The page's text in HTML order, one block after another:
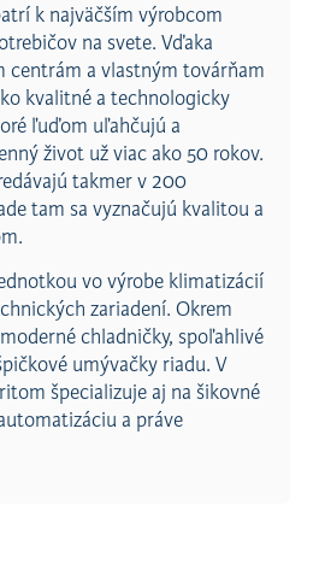
k najväčším výrobcom
na svete. Vďaka
centrám a vlastným továrňam
kvalitné a technologicky
ľuďom uľahčujú a
život už viac ako 50 rokov.
takmer v 200
tam sa vyznačujú kvalitou a
vo výrobe klimatizácií
zariadení. Okrem
chladničky, spoľahlivé
umývačky riadu. V
špecializuje aj na šikovné
a práve